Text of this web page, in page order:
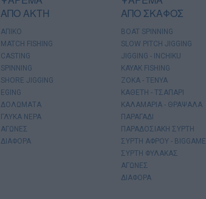
ΑΠΟ ΑΚΤΗ
ΑΠΙΚΟ
MATCH FISHING
CASTING
SPINNING
SHORE JIGGING
EGING
ΔΟΛΩΜΑΤΑ
ΓΛΥΚΑ ΝΕΡΑ
ΑΓΩΝΕΣ
ΔΙΑΦΟΡΑ
ΑΠΟ ΣΚΑΦΟΣ
BOAT SPINNING
SLOW PITCH JIGGING
JIGGING - INCHIKU
KAYAK FISHING
ΖΟΚΑ - ΤΕΝΥΑ
ΚΑΘΕΤΗ - ΤΣΑΠΑΡΙ
ΚΑΛΑΜΑΡΙΑ - ΘΡΑΨΑΛΑ
ΠΑΡΑΓΑΔΙ
ΠΑΡΑΔΟΣΙΑΚΗ ΣΥΡΤΗ
ΣΥΡΤΗ ΑΦΡΟΥ - BIGGAME
ΣΥΡΤΗ ΦΥΛΑΚΑΣ
ΑΓΩΝΕΣ
ΔΙΑΦΟΡΑ